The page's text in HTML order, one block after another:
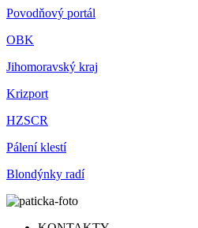
Povodňový portál
OBK
Jihomoravský kraj
Krizport
HZSCR
Pálení klestí
Blondýnky radí